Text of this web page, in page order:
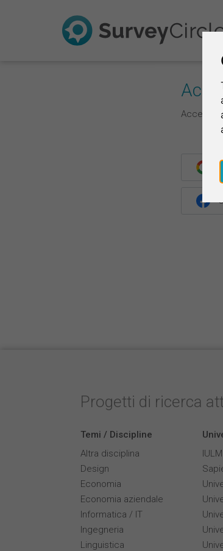
Accedi
Progetti di ricerca
Temi / Discipline
Altra disciplina
Design
Economia
Economia aziendale
Informatica / IT
Ingegneria
Linguistica